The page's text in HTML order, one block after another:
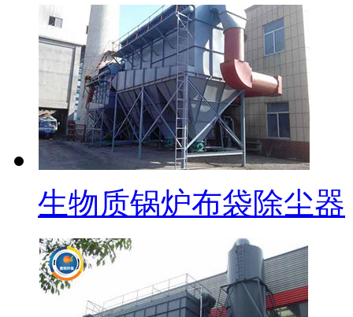
生物质锅炉布袋除尘器